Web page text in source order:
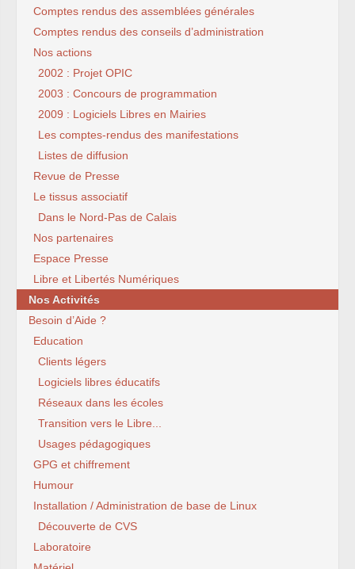
Comptes rendus des assemblées générales
Comptes rendus des conseils d’administration
Nos actions
2002 : Projet OPIC
2003 : Concours de programmation
2009 : Logiciels Libres en Mairies
Les comptes-rendus des manifestations
Listes de diffusion
Revue de Presse
Le tissus associatif
Dans le Nord-Pas de Calais
Nos partenaires
Espace Presse
Libre et Libertés Numériques
Nos Activités
Besoin d’Aide ?
Education
Clients légers
Logiciels libres éducatifs
Réseaux dans les écoles
Transition vers le Libre...
Usages pédagogiques
GPG et chiffrement
Humour
Installation / Administration de base de Linux
Découverte de CVS
Laboratoire